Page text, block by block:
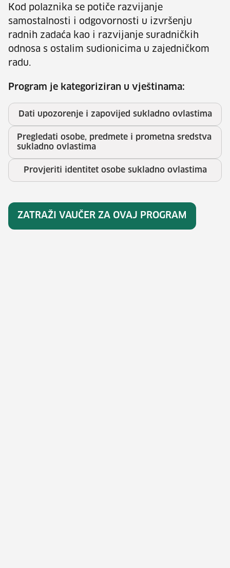
Kod polaznika se potiče razvijanje
samostalnosti i odgovornosti u izvršenju
radnih zadaća kao i razvijanje suradničkih
odnosa s ostalim sudionicima u zajedničkom
radu.
Program je kategoriziran u vještinama:
Dati upozorenje i zapovijed sukladno ovlastima
Pregledati osobe, predmete i prometna sredstva
sukladno ovlastima
Provjeriti identitet osobe sukladno ovlastima
ZATRAŽI VAUČER ZA OVAJ PROGRAM